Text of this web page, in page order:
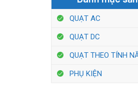
QUẠT AC
QUẠT DC
QUẠT THEO TÍNH
PHỤ KIỆN